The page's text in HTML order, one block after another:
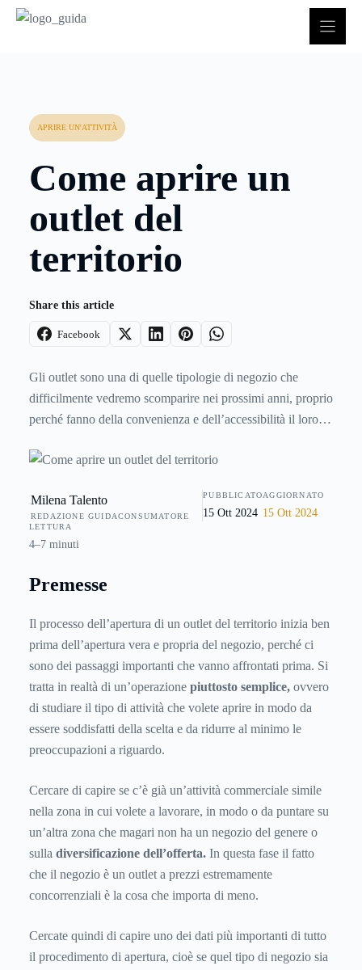
APRIRE UN'ATTIVITÀ
Come aprire un
outlet del
territorio
Share this article
Facebook
Gli outlet sono una di quelle tipologie di negozio che
difficilmente vedremo scomparire nei prossimi anni, proprio
perché fanno della convenienza e dell’accessibilità il loro
uno e volete capire quali sono tutti i procedimenti da fare e
articolo!
Milena Talento
REDAZIONE GUIDACONSUMATORE
PUBBLICATO
15 Ott 2024
AGGIORNATO
15 Ott 2024
LETTURA
4–7 minuti
Premesse
Il processo dell’apertura di un outlet del territorio inizia ben
prima dell’apertura vera e propria del negozio, perché ci
sono dei passaggi importanti che vanno affrontati prima. Si
tratta in realtà di un’operazione piuttosto semplice, ovvero
di studiare il tipo di attività che volete aprire in modo da
essere soddisfatti della scelta e da ridurre al minimo le
preoccupazioni a riguardo.
Cercare di capire se c’è già un’attività commerciale simile
nella zona in cui volete a lavorare, in modo o da puntare su
un’altra zona che magari non ha un negozio del genere o
sulla diversificazione dell’offerta. In questa fase il fatto
che il negozio è un outlet a prezzi estremamente
concorrenziali è la cosa che importa di meno.
Cercate quindi di capire uno dei dati più importanti di tutto
il procedimento di apertura, cioè se quel tipo di negozio sia